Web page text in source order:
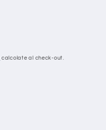
calcolate al check-out.